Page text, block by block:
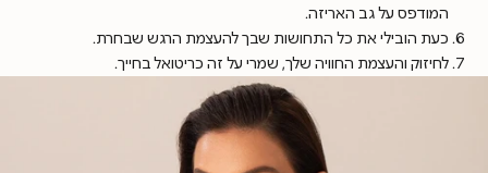
המודפס על גב האריזה.
כעת הובילי את כל התחושות שבך להעצמת הרגש שבחרת.
לחיזוק והעצמת החוויה שלך, שמרי על זה כריטואל בחייך.